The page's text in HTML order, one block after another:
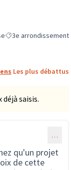
: Éducation, enfance
Filtrer les résultats
3e arrondissement
Les plus débattus
saisis.
…
qu'un projet
de cette